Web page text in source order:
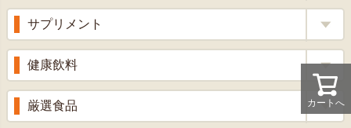
カートへ
くろ酢
りんご酢
ざくろ酢
梅酢
風邪薬
胃腸薬
整腸薬
解熱鎮痛剤
サプリメント
ウコン
乳酸菌
ローヤルゼリー
健康飲料
健康茶
厳選食品